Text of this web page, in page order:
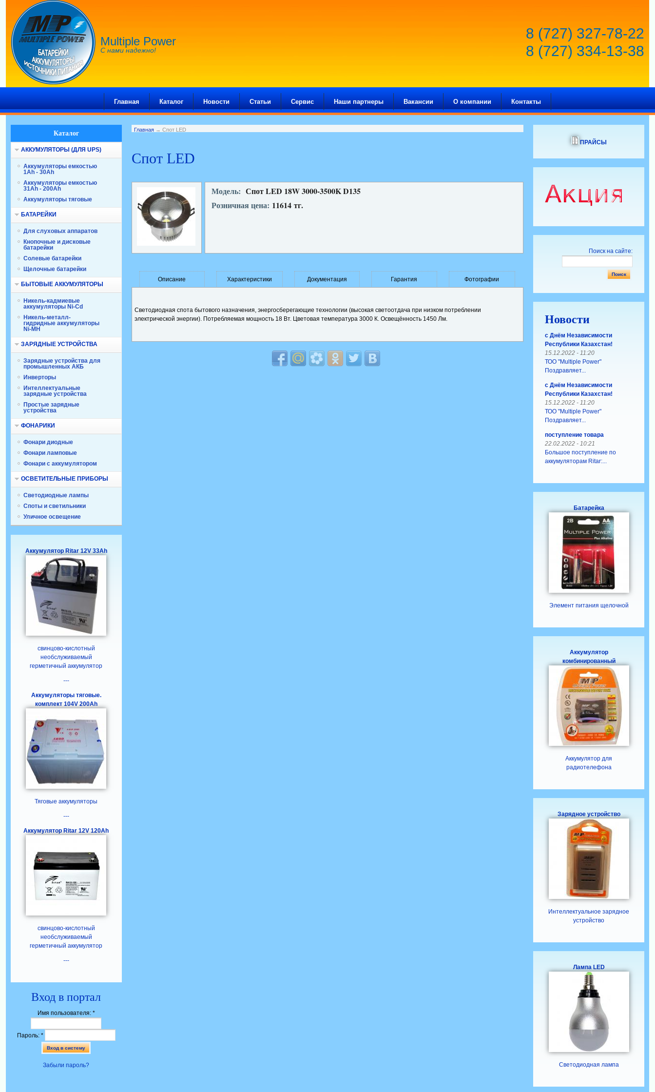
Multiple Power
С нами надежно!
8 (727) 327-78-22
8 (727) 334-13-38
Главная Каталог Новости Статьи Сервис Наши партнеры Вакансии О компании Контакты
Каталог
АККУМУЛЯТОРЫ (ДЛЯ UPS)
Аккумуляторы емкостью
1Ah - 30Ah
Аккумуляторы емкостью
31Ah - 200Ah
Аккумуляторы тяговые
БАТАРЕЙКИ
Для слуховых аппаратов
Кнопочные и дисковые
батарейки
Солевые батарейки
Щелочные батарейки
БЫТОВЫЕ АККУМУЛЯТОРЫ
Никель-кадмиевые
аккумуляторы Ni-Cd
Никель-металл-
гидридные аккумуляторы
Ni-MH
ЗАРЯДНЫЕ УСТРОЙСТВА
Зарядные устройства для
промышленных АКБ
Инверторы
Интеллектуальные
зарядные устройства
Простые зарядные
устройства
ФОНАРИКИ
Фонари диодные
Фонари ламповые
Фонари с аккумулятором
ОСВЕТИТЕЛЬНЫЕ ПРИБОРЫ
Светодиодные лампы
Споты и светильники
Уличное освещение
Аккумулятор Ritar 12V 33Ah
свинцово-кислотный
необслуживаемый
герметичный аккумулятор
---
Аккумуляторы тяговые.
комплект 104V 200Ah
Тяговые аккумуляторы
---
Аккумулятор Ritar 12V 120Ah
свинцово-кислотный
необслуживаемый
герметичный аккумулятор
---
Вход в портал
Имя пользователя: *
Пароль: *
Забыли пароль?
Главная→ Спот LED
Спот LED
Модель: Спот LED 18W 3000-3500K D135
Розничная цена: 11614тг.
Описание Характеристики Документация Гарантия Фотографии
Светодиодная спота бытового назначения, энергосберегающие технологии (высокая светоотдача при низком потреблении
электрической энергии). Потребляемая мощность 18 Вт. Цветовая температура 3000 К. Освещённость 1450 Лм.
ПРАЙСЫ
Поиск на сайте:
Новости
с Днём Независимости
Республики Казахстан!
15.12.2022 - 11:20
ТОО "Multiple Power"
Поздравляет...
с Днём Независимости
Республики Казахстан!
15.12.2022 - 11:20
ТОО "Multiple Power"
Поздравляет...
поступление товара
22.02.2022 - 10:21
Большое поступление по
аккумуляторам Ritar:...
Батарейка
Элемент питания щелочной
Аккумулятор
комбинированный
Аккумулятор для
радиотелефона
Зарядное устройство
Интеллектуальное зарядное
устройство
Лампа LED
Светодиодная лампа